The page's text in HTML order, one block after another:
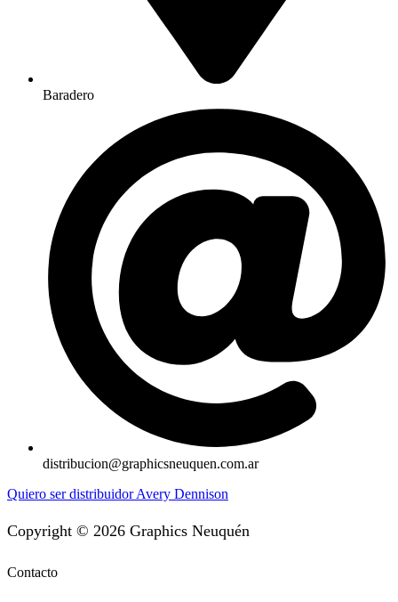
Baradero
distribucion@graphicsneuquen.com.ar
Quiero ser distribuidor Avery Dennison
Copyright © 2026 Graphics Neuquén
Contacto